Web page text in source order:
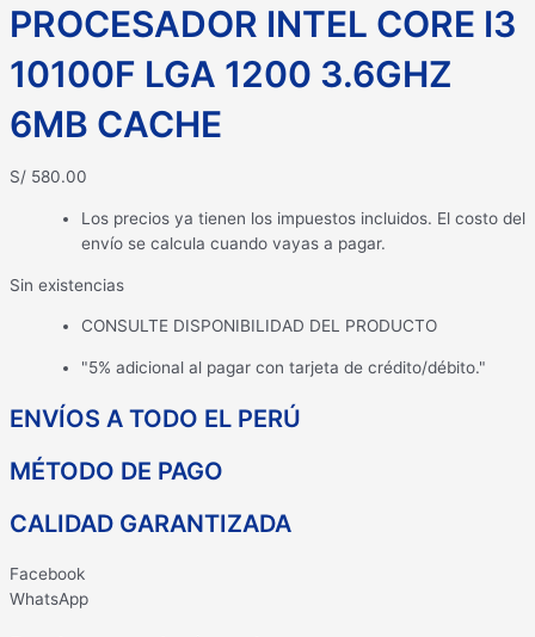
PROCESADOR INTEL CORE I3
10100F LGA 1200 3.6GHZ
6MB CACHE
S/ 580.00
Los precios ya tienen los impuestos incluidos. El costo del
envío se calcula cuando vayas a pagar.
Sin existencias
CONSULTE DISPONIBILIDAD DEL PRODUCTO
"5% adicional al pagar con tarjeta de crédito/débito."
ENVÍOS A TODO EL PERÚ
MÉTODO DE PAGO
CALIDAD GARANTIZADA
Facebook
WhatsApp